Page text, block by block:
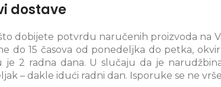
dostave
dobijete potvrdu naručenih proizvoda na
do 15 časova od ponedeljka do petka,
je 2 radna dana. U slučaju da je
– dakle idući radni dan. Isporuke se ne